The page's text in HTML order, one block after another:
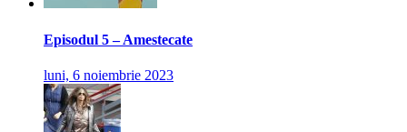
Episodul 5 – Amestecate
luni, 6 noiembrie 2023